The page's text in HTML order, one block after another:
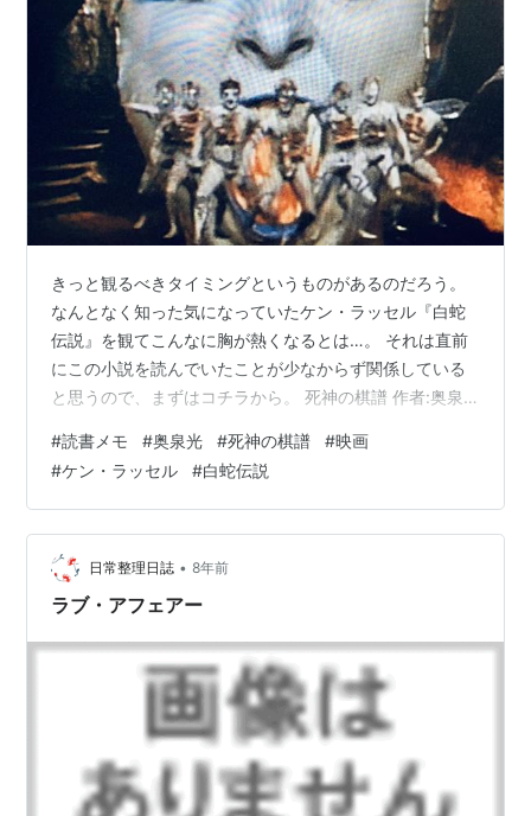
きっと観るべきタイミングというものがあるのだろう。
なんとなく知った気になっていたケン・ラッセル『白蛇
伝説』を観てこんなに胸が熱くなるとは…。 それは直前
にこの小説を読んでいたことが少なからず関係している
と思うので、まずはコチラから。 死神の棋譜 作者:奥泉
けられた詰将棋の図式を、対局控室でプロ棋士らが囲ん
でいる場に居合わせた元奨励会員のライター・北沢は、
その、詰みがない「不詰めの図式」を一目見て蒼白にな
った天谷から、図式に纏わる因縁と将棋を信奉する宗
教・棋道会について話を聞く。その後、天谷は音信不通
となり、図式を持ち込…
#読書メモ #奥泉光 #死神の棋譜 #映画
#ケン・ラッセル #白蛇伝説
日常整理日誌 • 8年前
ラブ・アフェアー